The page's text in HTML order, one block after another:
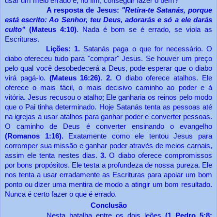
A resposta de Jesus: "Retira-te Satanás, porque
está escrito: Ao Senhor, teu Deus, adorarás e só a ele darás
culto" (Mateus 4:10). Nada é bom se é errado, se viola as
Escrituras.
Lições: 1. Satanás paga o que for necessário. O
diabo ofereceu tudo para "comprar" Jesus. Se houver um preço
pelo qual você desobedecerá a Deus, pode esperar que o diabo
virá pagá-lo. (Mateus 16:26).2. O diabo oferece atalhos. Ele
oferece o mais fácil, o mais decisivo caminho ao poder e à
vitória. Jesus recusou o atalho; Ele ganharia os reinos pelo modo
que o Pai tinha determinado. Hoje Satanás tenta as pessoas até
na igrejas a usar atalhos para ganhar poder e converter pessoas.
O caminho de Deus é converter ensinando o evangelho
(Romanos 1:16).Exatamente como ele tentou Jesus para
corromper sua missão e ganhar poder através de meios carnais,
assim ele tenta nestes dias.3. O diabo oferece compromissos
por bons propósitos. Ele testa a profundeza de nossa pureza. Ele
nos tenta a usar erradamente as Escrituras para apoiar um bom
ponto ou dizer uma mentira de modo a atingir um bom resultado.
Nunca é certo fazer o que é errado.
Conclusão